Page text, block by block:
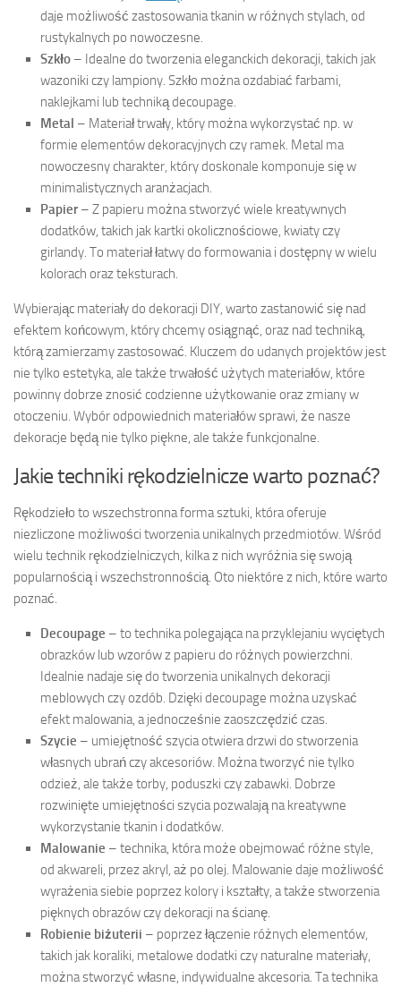
daje możliwość zastosowania tkanin w różnych stylach, od
rustykalnych po nowoczesne.
Szkło – Idealne do tworzenia eleganckich dekoracji, takich jak
wazoniki czy lampiony. Szkło można ozdabiać farbami,
naklejkami lub techniką decoupage.
Metal – Materiał trwały, który można wykorzystać np. w
formie elementów dekoracyjnych czy ramek. Metal ma
nowoczesny charakter, który doskonale komponuje się w
minimalistycznych aranżacjach.
Papier– Z papieru można stworzyć wiele kreatywnych
dodatków, takich jak kartki okolicznościowe, kwiaty czy
girlandy. To materiał łatwy do formowania i dostępny w wielu
kolorach oraz teksturach.
Wybierając materiały do dekoracji DIY, warto zastanowić się nad
efektem końcowym, który chcemy osiągnąć, oraz nad techniką,
którą zamierzamy zastosować. Kluczem do udanych projektów jest
nie tylko estetyka, ale także trwałość użytych materiałów, które
powinny dobrze znosić codzienne użytkowanie oraz zmiany w
otoczeniu. Wybór odpowiednich materiałów sprawi, że nasze
dekoracje będą nie tylko piękne, ale także funkcjonalne.
Jakie techniki rękodzielnicze warto poznać?
Rękodzieło to wszechstronna forma sztuki, która oferuje
niezliczone możliwości tworzenia unikalnych przedmiotów. Wśród
wielu technik rękodzielniczych, kilka z nich wyróżnia się swoją
popularnością i wszechstronnością. Oto niektóre z nich, które warto
poznać.
Decoupage – to technika polegająca na przyklejaniu wyciętych
obrazków lub wzorów z papieru do różnych powierzchni.
Idealnie nadaje się do tworzenia unikalnych dekoracji
meblowych czy ozdób. Dzięki decoupage można uzyskać
efekt malowania, a jednocześnie zaoszczędzić czas.
Szycie – umiejętność szycia otwiera drzwi do stworzenia
własnych ubrań czy akcesoriów. Można tworzyć nie tylko
odzież, ale także torby, poduszki czy zabawki. Dobrze
rozwinięte umiejętności szycia pozwalają na kreatywne
wykorzystanie tkanin i dodatków.
Malowanie – technika, która może obejmować różne style,
od akwareli, przez akryl, aż po olej. Malowanie daje możliwość
wyrażenia siebie poprzez kolory i kształty, a także stworzenia
pięknych obrazów czy dekoracji na ścianę.
Robienie biżuterii – poprzez łączenie różnych elementów,
takich jak koraliki, metalowe dodatki czy naturalne materiały,
można stworzyć własne, indywidualne akcesoria. Ta technika